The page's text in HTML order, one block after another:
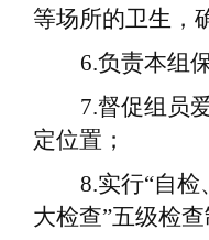
等场所的卫生，
6.负责本组
7.督促组员
定位置；
8.实行“自
大检查”五级检查